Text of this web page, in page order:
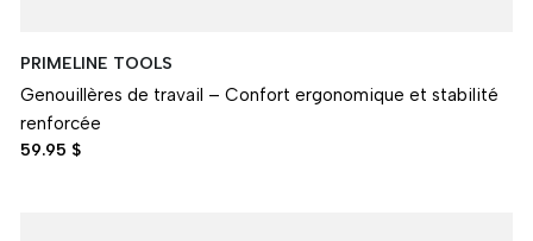
PRIMELINE TOOLS
Genouillères de travail – Confort ergonomique et stabilité
renforcée
59.95 $